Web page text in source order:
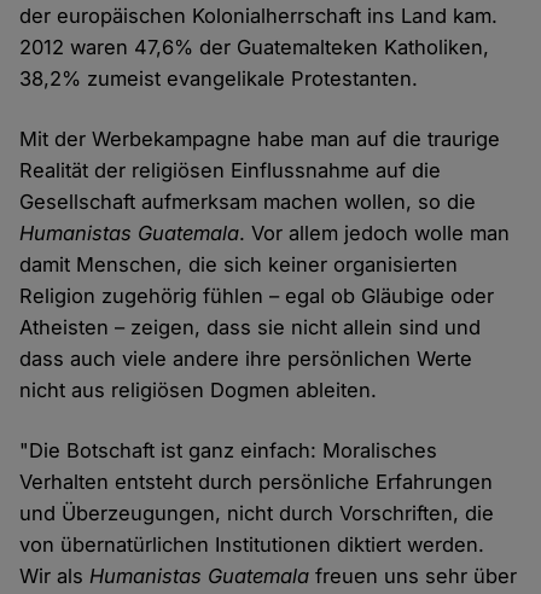
der europäischen Kolonialherrschaft ins Land kam.
2012 waren 47,6% der Guatemalteken Katholiken,
38,2% zumeist evangelikale Protestanten.
Mit der Werbekampagne habe man auf die traurige
Realität der religiösen Einflussnahme auf die
Gesellschaft aufmerksam machen wollen, so die
Humanistas Guatemala. Vor allem jedoch wolle man
damit Menschen, die sich keiner organisierten
Religion zugehörig fühlen – egal ob Gläubige oder
Atheisten – zeigen, dass sie nicht allein sind und
dass auch viele andere ihre persönlichen Werte
nicht aus religiösen Dogmen ableiten.
"Die Botschaft ist ganz einfach: Moralisches
Verhalten entsteht durch persönliche Erfahrungen
und Überzeugungen, nicht durch Vorschriften, die
von übernatürlichen Institutionen diktiert werden.
Wir alsHumanistas Guatemalafreuen uns sehr über